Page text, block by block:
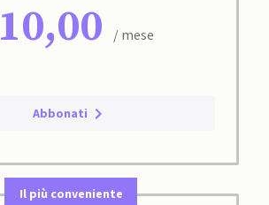
10,00 / mese
Abbonati
Il più conveniente